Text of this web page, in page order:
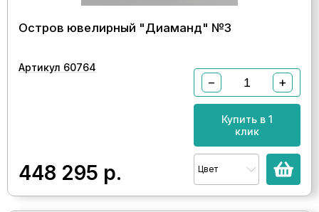
Остров ювелирный "Диаманд" №3
Артикул 60764
448 295 р.
− +
Купить в 1
клик
Цвет